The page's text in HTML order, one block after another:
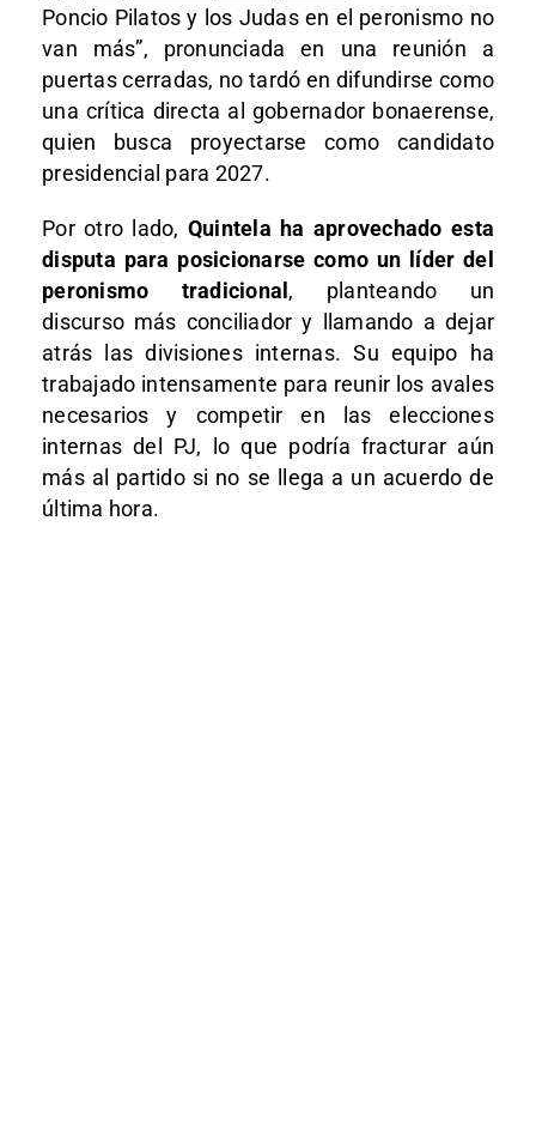
Poncio Pilatos y los Judas en el peronismo no
van más”, pronunciada en una reunión a
puertas cerradas, no tardó en difundirse como
una crítica directa al gobernador bonaerense,
quien busca proyectarse como candidato
presidencial para 2027.
Por otro lado, Quintela ha aprovechado esta
disputa para posicionarse como un líder del
peronismo tradicional , planteando un
discurso más conciliador y llamando a dejar
atrás las divisiones internas. Su equipo ha
trabajado intensamente para reunir los avales
necesarios y competir en las elecciones
internas del PJ, lo que podría fracturar aún
más al partido si no se llega a un acuerdo de
última hora.